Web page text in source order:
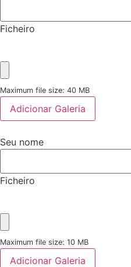
Ficheiro
Maximum file size: 40 MB
Adicionar Galeria
Seu nome
Ficheiro
Maximum file size: 10 MB
Adicionar Galeria